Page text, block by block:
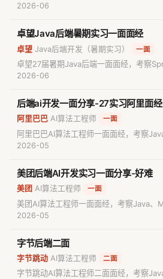
八股考察，主要围绕MySQL的B树索引结
2026-06
卓望Java后端暑期实习一面面经
卓望 Java后端开发（暑期实习） 一面
卓望27届暑期Java后端一面面经，考察
注解、事务原子性实现、设计模式、线程
好、不会的问题面试官会补充讲解。
2026-06
后端ai开发一面分享-27实习阿里面经
阿里巴巴 AI算法工程师 一面
阿里巴巴AI算法工程师一面面经，考察
知识点。包含真实面试题目与解析，适合
2026-05
美团后端AI开发实习一面分享-好难
美团 AI算法工程师 一面
美团AI算法工程师一面面经，考察Java、
点。包含真实面试题目与解析，适合准备
2026-05
字节后端二面
字节跳动 AI算法工程师 二面
字节跳动AI算法工程师二面面经，考察